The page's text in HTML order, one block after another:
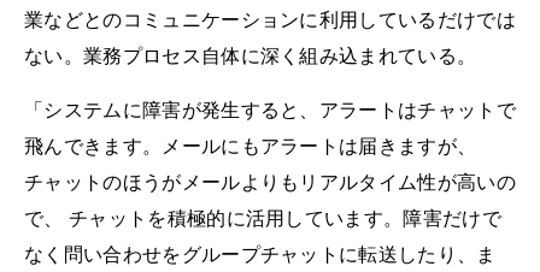
業などとのコミュニケーションに利用しているだけでは
ない。業務プロセス自体に深く組み込まれている。
「システムに障害が発生すると、アラートはチャットで
飛んできます。メールにもアラートは届きますが、
チャットのほうがメールよりもリアルタイム性が高いの
で、 チャットを積極的に活用しています。障害だけで
なく問い合わせをグループチャットに転送したり、ま